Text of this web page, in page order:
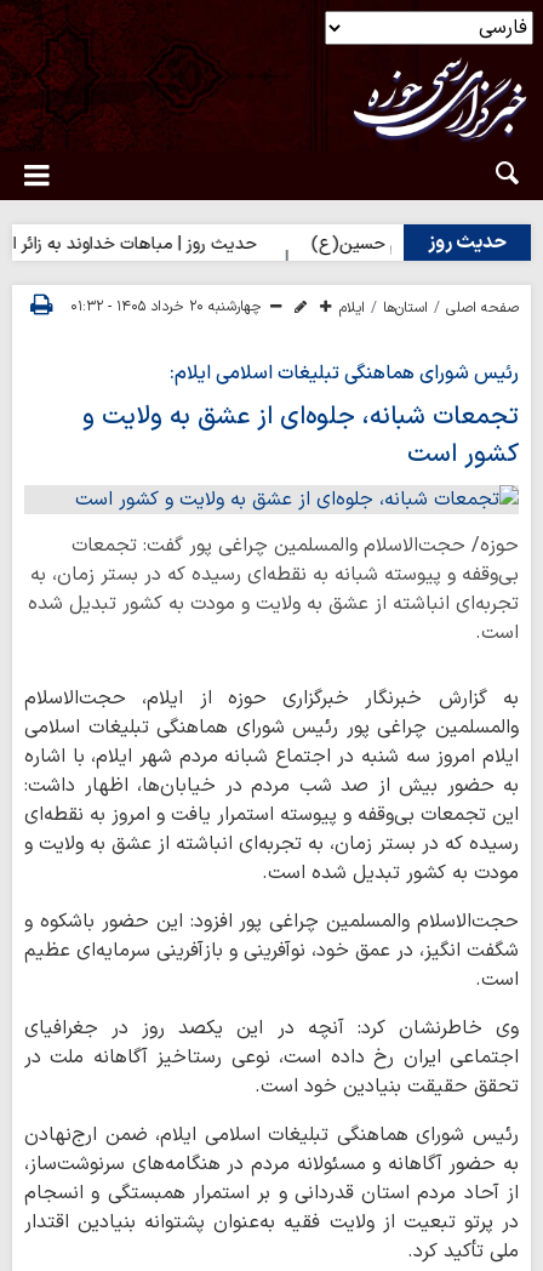
حدیث روز
زائران امام حسین(ع) حدیث روز | مباهات خداوند به زائر
صفحه اصلی استان‌ها ایلام چهارشنبه ۲۰ خرداد ۱۴۰۵ - ۰۱:۳۲
رئیس شورای هماهنگی تبلیغات اسلامی ایلام:
تجمعات شبانه، جلوه‌ای از عشق به ولایت و
کشور است
حوزه/ حجت‌الاسلام والمسلمین چراغی پور گفت: تجمعات
بی‌وقفه و پیوسته شبانه به نقطه‌ای رسیده که در بستر زمان، به
تجربه‌ای انباشته از عشق به ولایت و مودت به کشور تبدیل شده
است.
به گزارش خبرنگار خبرگزاری حوزه از ایلام، حجت‌الاسلام
والمسلمین چراغی پور رئیس شورای هماهنگی تبلیغات اسلامی
ایلام امروز سه شنبه در اجتماع شبانه مردم شهر ایلام، با اشاره
به حضور بیش از صد شب مردم در خیابان‌ها، اظهار داشت:
این تجمعات بی‌وقفه و پیوسته استمرار یافت و امروز به نقطه‌ای
رسیده که در بستر زمان، به تجربه‌ای انباشته از عشق به ولایت و
مودت به کشور تبدیل شده است.
حجت‌الاسلام والمسلمین چراغی پور افزود: این حضور باشکوه و
شگفت انگیز، در عمق خود، نوآفرینی و بازآفرینی سرمایه‌ای عظیم
است.
وی خاطرنشان کرد: آنچه در این یکصد روز در جغرافیای
اجتماعی ایران رخ داده است، نوعی رستاخیز آگاهانه ملت در
تحقق حقیقت بنیادین خود است.
رئیس شورای هماهنگی تبلیغات اسلامی ایلام، ضمن ارج‌نهادن
به حضور آگاهانه و مسئولانه مردم در هنگامه‌های سرنوشت‌ساز،
از آحاد مردم استان قدردانی و بر استمرار همبستگی و انسجام
در پرتو تبعیت از ولایت فقیه به‌عنوان پشتوانه بنیادین اقتدار
ملی تأکید کرد.